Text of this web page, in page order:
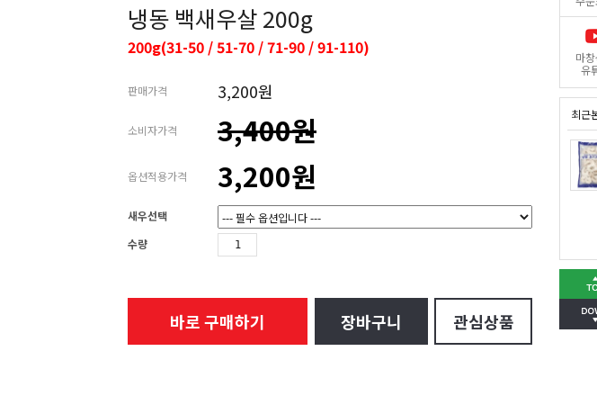
마
유
최근
냉동 백새우살 200g
200g(31-50 / 51-70 / 71-90 / 91-110)
판매가격 3,200원
소비자가격 3,400원
옵션적용가격 3,200원
새우선택
수량
바로 구매하기 장바구니 관심상품